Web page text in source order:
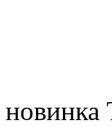
новинка